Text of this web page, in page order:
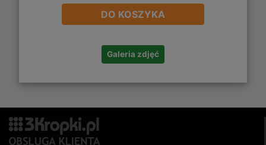
DO KOSZYKA
Galeria zdjęć